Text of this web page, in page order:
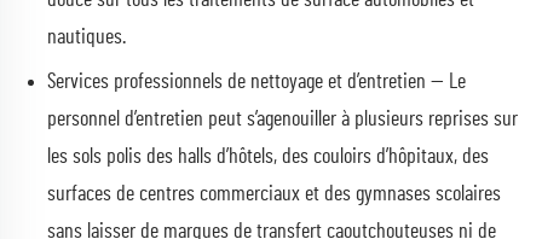
nautiques.
Services professionnels de nettoyage et d’entretien — Le
personnel d’entretien peut s’agenouiller à plusieurs reprises sur
les sols polis des halls d’hôtels, des couloirs d’hôpitaux, des
surfaces de centres commerciaux et des gymnases scolaires
sans laisser de marques de transfert caoutchouteuses ni de